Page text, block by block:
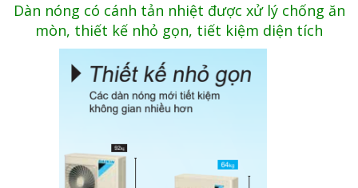
Dàn nóng có cánh tản nhiệt được xử lý chống ăn
mòn, thiết kế nhỏ gọn, tiết kiệm diện tích